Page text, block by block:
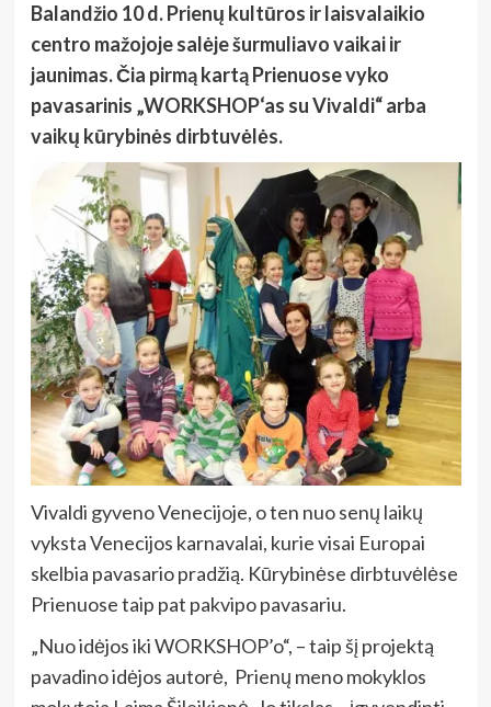
Balandžio 10 d. Prienų kultūros ir laisvalaikio
centro mažojoje salėje šurmuliavo vaikai ir
jaunimas. Čia pirmą kartą Prienuose vyko
pavasarinis „WORKSHOP‘as su Vivaldi“ arba
vaikų kūrybinės dirbtuvėlės.
Vivaldi gyveno Venecijoje, o ten nuo senų laikų
vyksta Venecijos karnavalai, kurie visai Europai
skelbia pavasario pradžią. Kūrybinėse dirbtuvėlėse
Prienuose taip pat pakvipo pavasariu.
„Nuo idėjos iki WORKSHOP’o“, – taip šį projektą
pavadino idėjos autorė, Prienų meno mokyklos